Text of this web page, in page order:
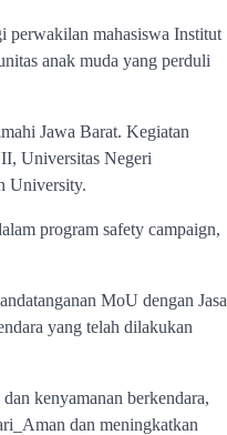
perwakilan mahasiswa Institut
anak muda yang perduli
Jawa Barat. Kegiatan
Universitas Negeri
University.
program safety campaign,
MoU dengan Jasa
yang telah dilakukan
kenyamanan berkendara,
dan meningkatkan